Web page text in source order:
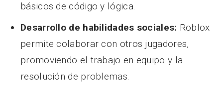
básicos de código y lógica.
Desarrollo de habilidades sociales: Roblox
permite colaborar con otros jugadores,
promoviendo el trabajo en equipo y la
resolución de problemas.